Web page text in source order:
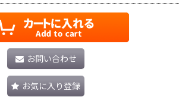
お問い合わせ
お気に入り登録